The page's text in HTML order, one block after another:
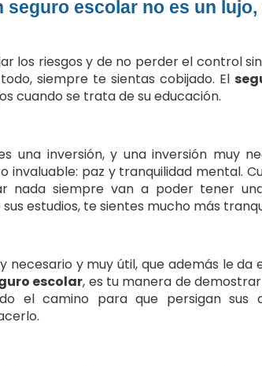
escolar no es un lujo,
los riesgos y de no perder el control
siempre te sientas cobijado. El
cuando se trata de su educación.
una inversión, y una inversión muy
paz y tranquilidad mental.
nada siempre van a poder tener
estudios, te sientes mucho más
y muy útil, que además le da
escolar, es tu manera de
el camino para que persigan sus